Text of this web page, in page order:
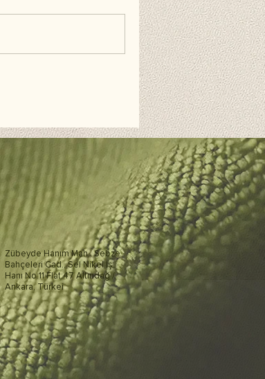
Zübeyde Hanım Mah., Sebze
Bahçeleri Cad., Sel Nikel İş
Hanı No:11 Flat:47 Altındağ /
Ankara, Türkei